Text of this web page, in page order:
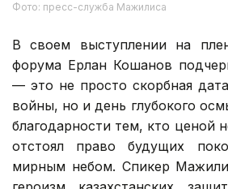
Фото: пресс-служба Мажилиса
В своем выступлении на
форума Ерлан Кошанов
— это не просто скорбная
войны, но и день глубокого
благодарности тем, кто ценой
отстоял право будущих
мирным небом. Спикер